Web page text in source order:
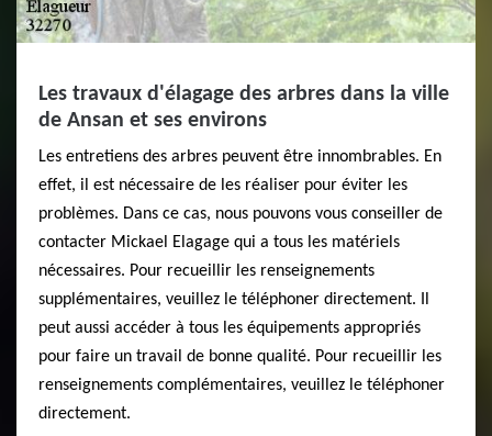
Les travaux d'élagage des arbres dans la ville
de Ansan et ses environs
Les entretiens des arbres peuvent être innombrables. En
effet, il est nécessaire de les réaliser pour éviter les
problèmes. Dans ce cas, nous pouvons vous conseiller de
contacter Mickael Elagage qui a tous les matériels
nécessaires. Pour recueillir les renseignements
supplémentaires, veuillez le téléphoner directement. Il
peut aussi accéder à tous les équipements appropriés
pour faire un travail de bonne qualité. Pour recueillir les
renseignements complémentaires, veuillez le téléphoner
directement.